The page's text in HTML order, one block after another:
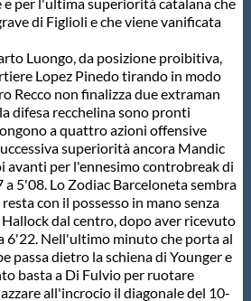
di Figlioli e che viene vanificata
Luongo, da posizione proibitiva,
Lopez Pinedo tirando in modo
Recco non finalizza due extraman
difesa recchelina sono pronti
a quattro azioni offensive
superiorità ancora Mandic
avanti per l'ennesimo controbreak di
5'08. Lo Zodiac Barceloneta sembra
con il possesso in mano senza
dal centro, dopo aver ricevuto
6'22. Nell'ultimo minuto che porta al
passa dietro la schiena di Younger e
basta a Di Fulvio per ruotare
all'incrocio il diagonale del 10-